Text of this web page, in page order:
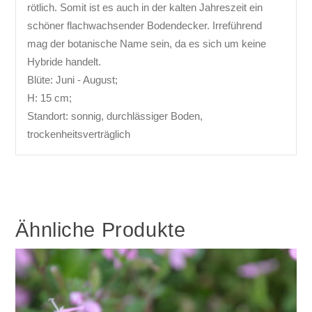
rötlich. Somit ist es auch in der kalten Jahreszeit ein
schöner flachwachsender Bodendecker. Irreführend
mag der botanische Name sein, da es sich um keine
Hybride handelt.
Blüte: Juni - August;
H: 15 cm;
Standort: sonnig, durchlässiger Boden,
trockenheitsverträglich
Ähnliche Produkte